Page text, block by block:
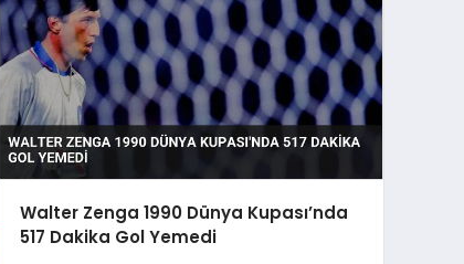
Walter Zenga 1990 Dünya Kupası’nda
517 Dakika Gol Yemedi